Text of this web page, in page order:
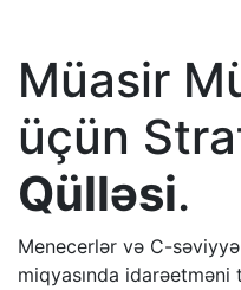
Müasir
üçün
Qülləsi.
Menecerlər və C-
miqyasında